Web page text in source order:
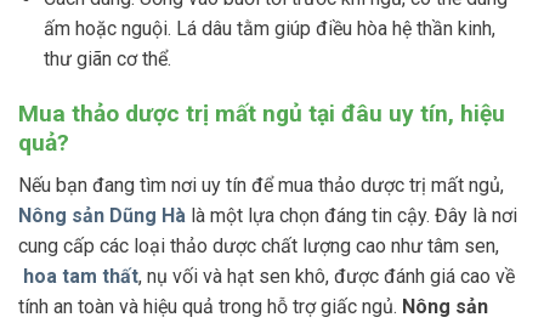
ấm hoặc nguội. Lá dâu tằm giúp điều hòa hệ thần kinh,
thư giãn cơ thể.
Mua thảo dược trị mất ngủ tại đâu uy tín, hiệu
quả?
Nếu bạn đang tìm nơi uy tín để mua thảo dược trị mất ngủ,
Nông sản Dũng Hà là một lựa chọn đáng tin cậy. Đây là nơi
cung cấp các loại thảo dược chất lượng cao như tâm sen,
hoa tam thất, nụ vối và hạt sen khô, được đánh giá cao về
tính an toàn và hiệu quả trong hỗ trợ giấc ngủ. Nông sản